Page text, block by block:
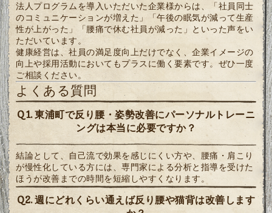
法人プログラムを導入いただいた企業様からは、「社員同士
のコミュニケーションが増えた」「午後の眠気が減って生産
性が上がった」「腰痛で休む社員が減った」といった声をい
ただいています。
健康経営は、社員の満足度向上だけでなく、企業イメージの
向上や採用活動においてもプラスに働く要素です。ぜひ一度
ご相談ください。
よくある質問
Q1. 東浦町で反り腰・姿勢改善にパーソナルトレーニ
ングは本当に必要ですか？
結論として、自己流で効果を感じにくい方や、腰痛・肩こり
が慢性化している方には、専門家による分析と指導を受けた
ほうが改善までの時間を短縮しやすくなります。
Q2. 週にどれくらい通えば反り腰や猫背は改善します